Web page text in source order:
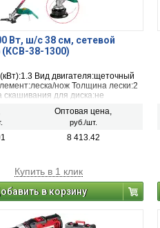
Вт, ш/с 38 см, сетевой
38-1300)
Вид двигателя:щеточный
нож Толщина лески:2
для диска:не
мм Ширина скашивания для
Оптовая цена,
руб./шт.
8 413.42
Купить в 1 клик
в корзину